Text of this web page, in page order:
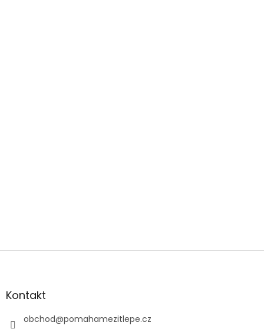
Z
aKontakt
obchod@pomahamezitlepe.cz